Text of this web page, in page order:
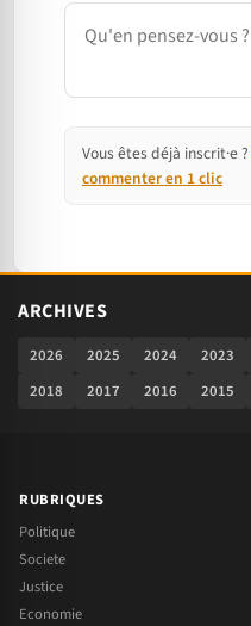
Commentaire
Vous êtes déjà inscrit·e ?
commenter en 1 clic
ARCHIVES
2026 2025 2024 2023
2018
2017 2016 2015
RUBRIQUES
Politique
Societe
Justice
Economie